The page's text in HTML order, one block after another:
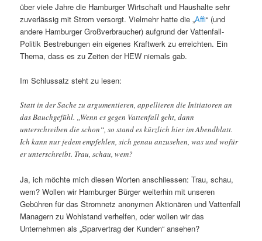
über viele Jahre die Hamburger Wirtschaft und Haushalte sehr
zuverlässig mit Strom versorgt. Vielmehr hatte die „Affi“ (und
andere Hamburger Großverbraucher) aufgrund der Vattenfall-
Politik Bestrebungen ein eigenes Kraftwerk zu erreichten. Ein
Thema, dass es zu Zeiten der HEW niemals gab.
Im Schlussatz steht zu lesen:
Statt in der Sache zu argumentieren, appellieren die Initiatoren an
das Bauchgefühl. „Wenn es gegen Vattenfall geht, dann
unterschreiben die schon“, so stand es kürzlich hier im Abendblatt.
Ich kann nur jedem empfehlen, sich genau anzusehen, was und wofür
er unterschreibt. Trau, schau, wem?
Ja, ich möchte mich diesen Worten anschliessen: Trau, schau,
wem? Wollen wir Hamburger Bürger weiterhin mit unseren
Gebühren für das Stromnetz anonymen Aktionären und Vattenfall
Managern zu Wohlstand verhelfen, oder wollen wir das
Unternehmen als „Sparvertrag der Kunden“ ansehen?